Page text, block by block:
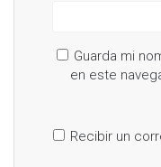
Guarda mi
en este
Recibir un